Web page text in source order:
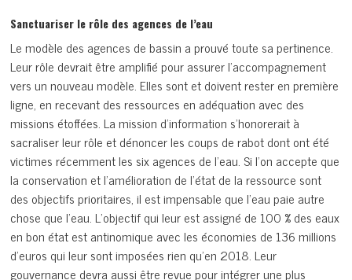
Sanctuariser le rôle des agences de l’eau
Le modèle des agences de bassin a prouvé toute sa pertinence.
Leur rôle devrait être amplifié pour assurer l’accompagnement
vers un nouveau modèle. Elles sont et doivent rester en première
ligne, en recevant des ressources en adéquation avec des
missions étoffées. La mission d’information s’honorerait à
sacraliser leur rôle et dénoncer les coups de rabot dont ont été
victimes récemment les six agences de l’eau. Si l’on accepte que
la conservation et l’amélioration de l’état de la ressource sont
des objectifs prioritaires, il est impensable que l’eau paie autre
chose que l’eau. L’objectif qui leur est assigné de 100 % des eaux
en bon état est antinomique avec les économies de 136 millions
d’euros qui leur sont imposées rien qu’en 2018. Leur
gouvernance devra aussi être revue pour intégrer une plus